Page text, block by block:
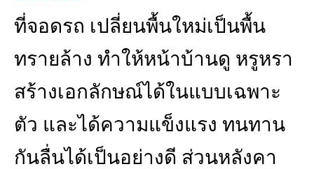
ที่จอดรถ เปลี่ยนพื้นใหม่เป็นพื้น
ทรายล้าง ทำให้หน้าบ้านดู หรูหรา
สร้างเอกลักษณ์ได้ในแบบเฉพาะ
ตัว และได้ความแข็งแรง ทนทาน
กันลื่นได้เป็นอย่างดี ส่วนหลังคา